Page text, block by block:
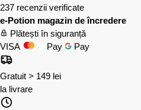
237 recenzii verificate
e-Potion magazin de încredere
Plătești în siguranță
VISA
Pay Pay
Gratuit > 149 lei
la livrare